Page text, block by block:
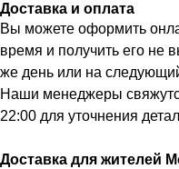
Доставка и оплата
Вы можете оформить
время и получить его не
же день или на
Наши менеджеры
22:00 для уточнения
Доставка для жителей